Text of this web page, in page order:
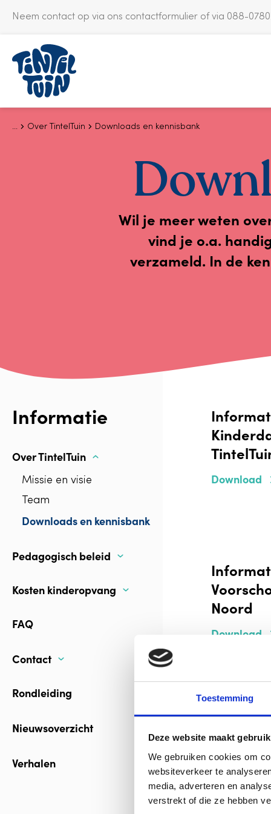
Toestemming
Deze website maakt
We gebruiken cookies om
websiteverkeer te
media, adverteren en
verstrekt of die ze hebben
Neem contact op via ons contactformulier of via 088-
o
Over TintelTuin Downloads en kennisbank
Wil je meer weten
vind je o.a.
verzameld. In de
Informatie
Over TintelTuin
Missie en visie
Team
Downloads en kennisbank
Pedagogisch beleid
Kosten kinderopvang
FAQ
Contact
Rondleiding
Nieuwsoverzicht
Verhalen
Download
Noord
Download
Download